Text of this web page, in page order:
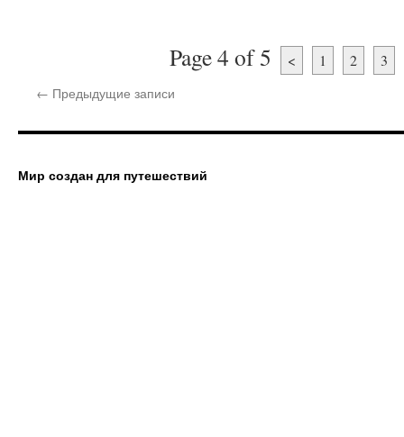
Page 4 of 5 < 1 2
3
← Предыдущие записи
Мир создан для путешествий